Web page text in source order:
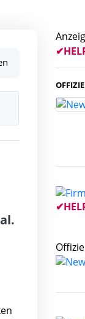
✔
✔